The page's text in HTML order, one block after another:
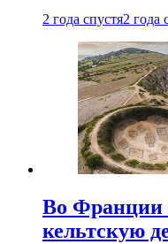
2 года спустя2 года
Во Франции
кельтскую